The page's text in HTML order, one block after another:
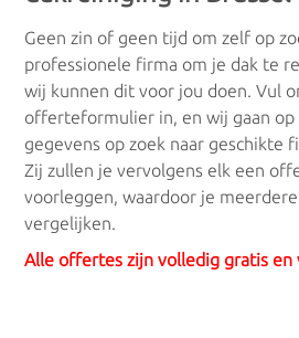
Geen zin of geen tijd om zelf op
professionele firma om je dak te
wij kunnen dit voor jou doen. Vul
offerteformulier in, en wij gaan op
gegevens op zoek naar geschikte
Zij zullen je vervolgens elk een
voorleggen, waardoor je
vergelijken.
Alle offertes zijn volledig gratis en